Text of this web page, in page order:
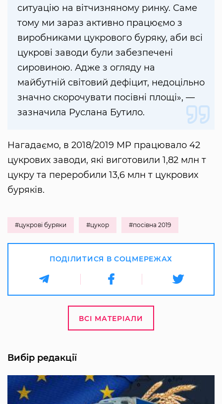
ситуацію на вітчизняному ринку. Саме
тому ми зараз активно працюємо з
виробниками цукрового буряку, аби всі
цукрові заводи були забезпечені
сировиною. Адже з огляду на
майбутній світовий дефіцит, недоцільно
значно скорочувати посівні площі», —
зазначила Руслана Бутило.
Нагадаємо, в 2018/2019 МР працювало 42
цукрових заводи, які виготовили 1,82 млн т
цукру та переробили 13,6 млн т цукрових
буряків.
#цукрові буряки #цукор #посівна 2019
ПОДІЛИТИСЯ В СОЦМЕРЕЖАХ
ВСІ МАТЕРІАЛИ
Вибір редакції